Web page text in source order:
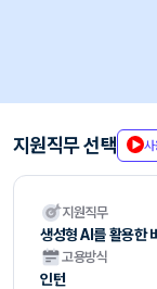
지원직무 선택 사
지원직무
생성형 AI를 활용한
고용방식
인턴